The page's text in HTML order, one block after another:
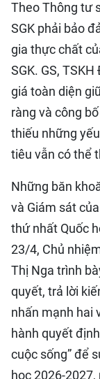
Theo Thông tư
SGK phải bảo
gia thực chất
SGK. GS,
giá toàn diện
ràng và công
thiếu những
tiêu vẫn có thể
Những băn
và Giám sát
thứ nhất Quốc
23/4, Chủ
Thị Nga trình
quyết, trả lời
nhấn mạnh hai
hành quyết
cuộc sống” để
học 2026-